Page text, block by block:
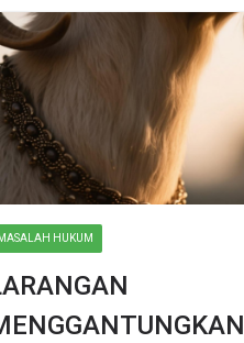
MASALAH HUKUM